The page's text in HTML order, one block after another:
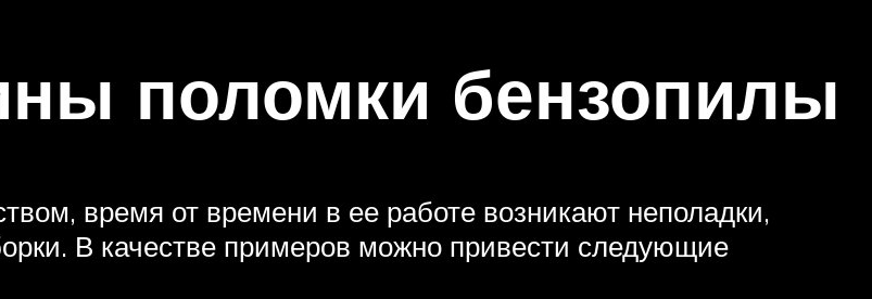
поломки бензопилы
время от времени в ее работе возникают неполадки,
В качестве примеров можно привести следующие